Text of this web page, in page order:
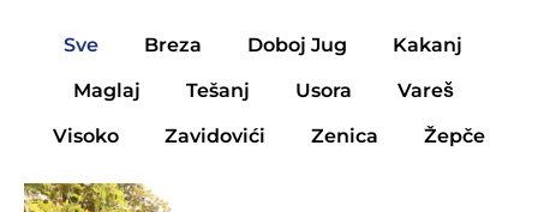
Sve Breza Doboj Jug
Kakanj
Maglaj
Tešanj Usora
Vareš
Visoko
Zavidovići Zenica Žepče